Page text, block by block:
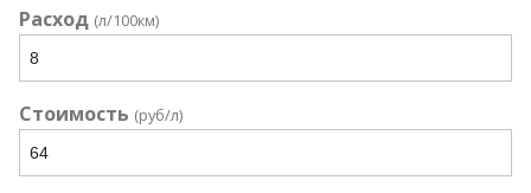
Расход (л/100км)
Стоимость (руб/л)